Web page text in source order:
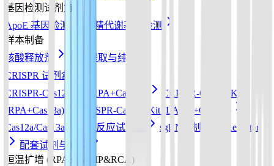
基因检测试剂盒
ApoE 基因检测
酒精代谢基因检测
样本制备
核酸释放剂
核酸提取与纯化
CRISPR 试剂盒
CRISPR-Cas12a Kit (RPA+Cas12a)
CRISPR-Cas13a Kit
(RPA+Cas13a)
CRISPR-Cas12b Kit (LAMP+Cas12b)
Cas12a/Cas13a/Cas14a反应试剂盒
sgRNA 制备
Reporter
配套试剂与耗材
恒温扩增 (RPA&LAMP&RCA)